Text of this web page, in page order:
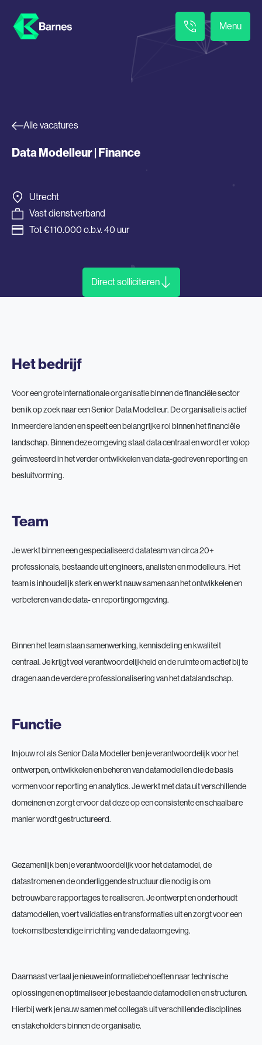
Menu
Alle vacatures
Data Modelleur | Finance
Utrecht
Vast dienstverband
Tot €110.000 o.b.v. 40 uur
Direct solliciteren
Het bedrijf
Voor een grote internationale organisatie binnen de financiële sector
ben ik op zoek naar een Senior Data Modelleur. De organisatie is actief
in meerdere landen en speelt een belangrijke rol binnen het financiële
landschap. Binnen deze omgeving staat data centraal en wordt er volop
geïnvesteerd in het verder ontwikkelen van data-gedreven reporting en
besluitvorming.
Team
Je werkt binnen een gespecialiseerd datateam van circa 20+
professionals, bestaande uit engineers, analisten en modelleurs. Het
team is inhoudelijk sterk en werkt nauw samen aan het ontwikkelen en
verbeteren van de data- en reportingomgeving.
Binnen het team staan samenwerking, kennisdeling en kwaliteit
centraal. Je krijgt veel verantwoordelijkheid en de ruimte om actief bij te
dragen aan de verdere professionalisering van het datalandschap.
Functie
In jouw rol als Senior Data Modeller ben je verantwoordelijk voor het
ontwerpen, ontwikkelen en beheren van datamodellen die de basis
vormen voor reporting en analytics. Je werkt met data uit verschillende
domeinen en zorgt ervoor dat deze op een consistente en schaalbare
manier wordt gestructureerd.
Gezamenlijk ben je verantwoordelijk voor het datamodel, de
datastromen en de onderliggende structuur die nodig is om
betrouwbare rapportages te realiseren. Je ontwerpt en onderhoudt
datamodellen, voert validaties en transformaties uit en zorgt voor een
toekomstbestendige inrichting van de dataomgeving.
Daarnaast vertaal je nieuwe informatiebehoeften naar technische
oplossingen en optimaliseer je bestaande datamodellen en structuren.
Hierbij werk je nauw samen met collega’s uit verschillende disciplines
en stakeholders binnen de organisatie.